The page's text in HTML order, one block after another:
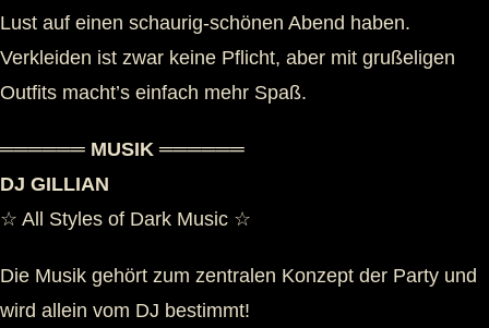
Lust auf einen schaurig-schönen Abend haben.
Verkleiden ist zwar keine Pflicht, aber mit grußeligen
Outfits macht’s einfach mehr Spaß.
══════ MUSIK ══════
DJ GILLIAN
☆ All Styles of Dark Music ☆
Die Musik gehört zum zentralen Konzept der Party und
wird allein vom DJ bestimmt!